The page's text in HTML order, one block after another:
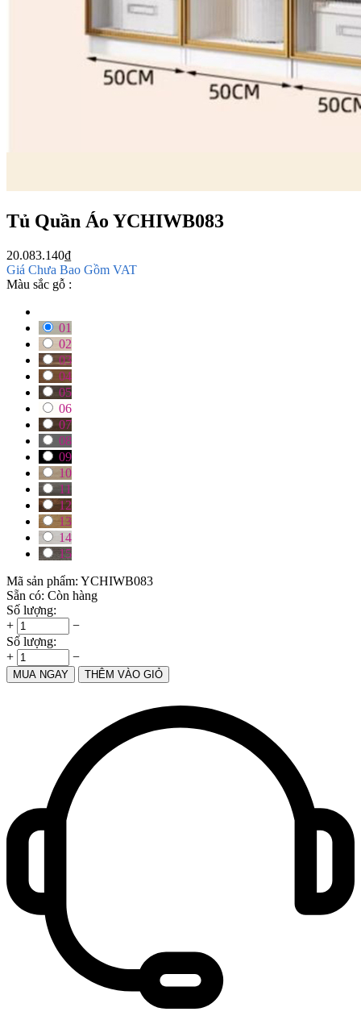
Tủ Quần Áo YCHIWB083
20.083.140₫
Giá Chưa Bao Gồm VAT
Màu sắc gỗ :
01
02
03
04
05
06
07
08
09
10
11
12
13
14
15
Mã sản phẩm: YCHIWB083
Sẵn có: Còn hàng
Số lượng:
+
−
Số lượng:
+
−
MUA NGAY THÊM VÀO GIỎ